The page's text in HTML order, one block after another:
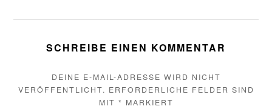
SCHREIBE EINEN KOMMENTAR
DEINE E-MAIL-ADRESSE WIRD NICHT
VERÖFFENTLICHT. ERFORDERLICHE FELDER SIND
MIT * MARKIERT